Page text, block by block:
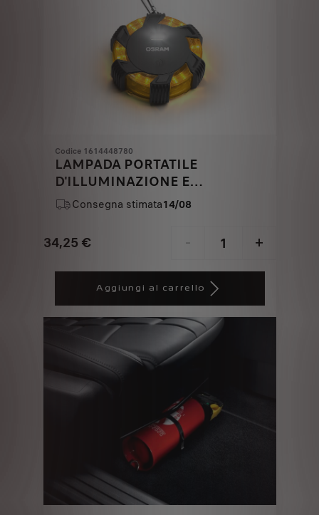
Codice 1614448780
LAMPADA PORTATILE
D'ILLUMINAZIONE E
SEGNALAZIONE
Consegna stimata14/08
34,25 €
Price
€
- +
Quantity
1
Aggiungi al carrello